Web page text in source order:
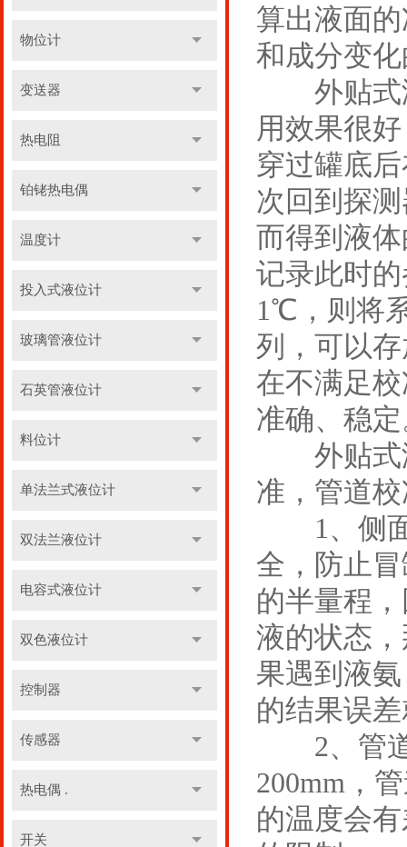
物位计
变送器
热电阻
铂铑热电偶
温度计
投入式液位计
玻璃管液位计
石英管液位计
料位计
单法兰式液位计
双法兰液位计
电容式液位计
双色液位计
控制器
传感器
热电偶 .
开关
算出液面
和成分变
外贴式液
用效果很
穿过罐底
次回到探
而得到液
记录此时
1℃，则将
列，可以
在不满足
准确、稳
外贴式液
准，管道
1、侧面
全，防止
的半量程
液的状态
果遇到液
的结果误
2、管道
200mm，
的温度会